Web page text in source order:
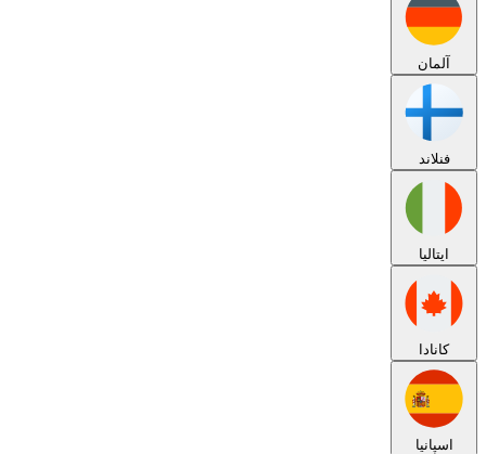
آلمان
فنلاند
ایتالیا
کانادا
اسپانیا